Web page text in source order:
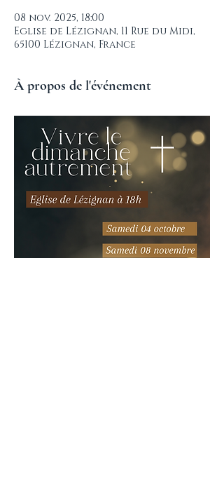
08 nov. 2025, 18:00
Eglise de Lézignan, 11 Rue du Midi,
65100 Lézignan, France
À propos de l'événement